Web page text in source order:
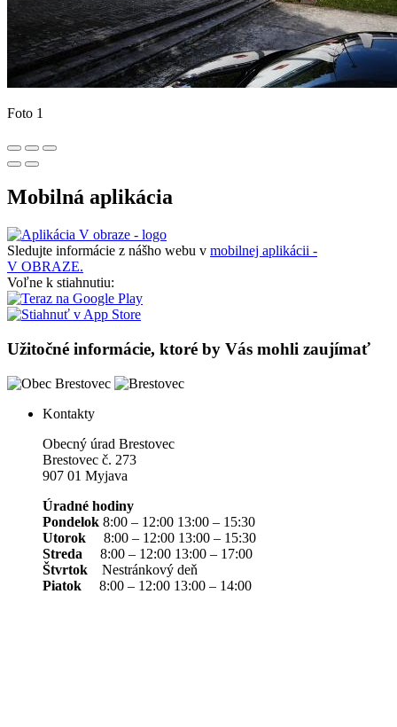
Foto 1
Mobilná aplikácia
Sledujte informácie z nášho webu v mobilnej aplikácii -
V OBRAZE.
Voľne k stiahnutiu:
Užitočné informácie, ktoré by Vás mohli zaujímať
Kontakty
Obecný úrad Brestovec
Brestovec č. 273
907 01 Myjava
Úradné hodiny
Pondelok 8:00 – 12:00 13:00 – 15:30
Utorok 8:00 – 12:00 13:00 – 15:30
Streda 8:00 – 12:00 13:00 – 17:00
Štvrtok Nestránkový deň
Piatok 8:00 – 12:00 13:00 – 14:00